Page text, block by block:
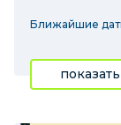
Ближайшие